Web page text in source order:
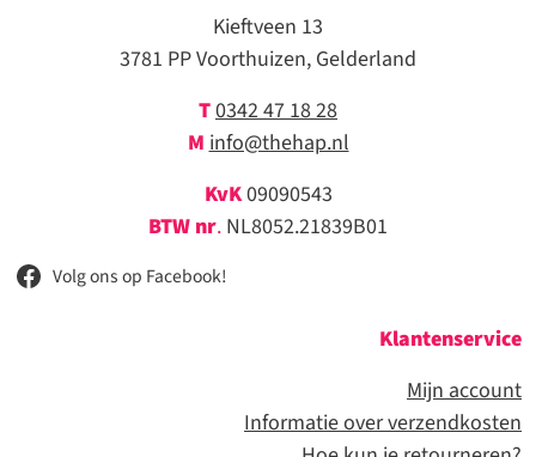
Kieftveen 13
3781 PP Voorthuizen, Gelderland
T0342 47 18 28
M info@thehap.nl
KvK09090543
BTW nr. NL8052.21839B01
Volg ons op Facebook!
Klantenservice
Mijn account
Informatie over verzendkosten